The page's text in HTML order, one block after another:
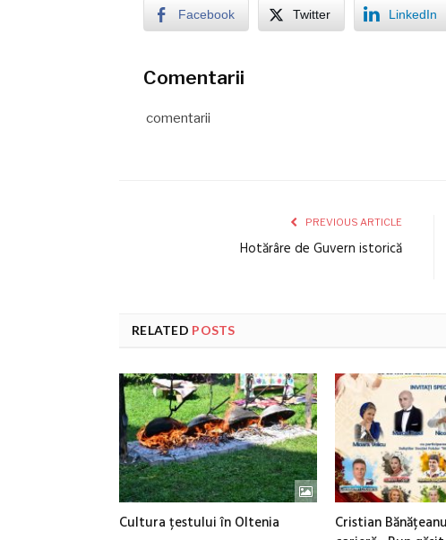
Facebook Twitter LinkedIn
Comentarii
comentarii
PREVIOUS ARTICLE
Hotărâre de Guvern istorică
RELATED POSTS
Cultura țestului în Oltenia
Cristian